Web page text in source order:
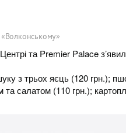
та Premier Palace
з трьох яєць (120 грн.);
салатом (110 грн.);